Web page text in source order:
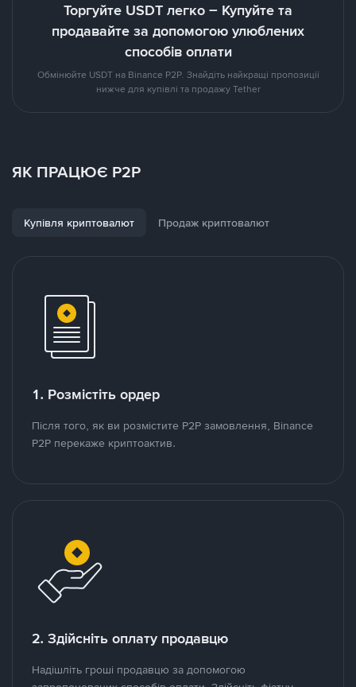
Торгуйте USDT легко – Купуйте та
продавайте за допомогою улюблених
способів оплати
Обмінюйте USDT на Binance P2P. Знайдіть найкращі пропозиції
нижче для купівлі та продажу Tether
ЯК ПРАЦЮЄ P2P
Купівля криптовалют Продаж криптовалют
1. Розмістіть ордер
Після того, як ви розмістите P2P замовлення, Binance
P2P перекаже криптоактив.
2. Здійсніть оплату продавцю
Надішліть гроші продавцю за допомогою